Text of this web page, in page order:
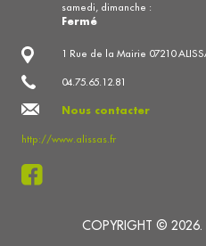
1 Rue de la Mairie 07210
04.75.65.12.81
Nous contacter
http://www.alissas.fr
samedi, dimanche :
Fermé
COPYRIGHT © 2026.